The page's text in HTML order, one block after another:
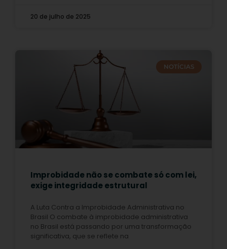
20 de julho de 2025
NOTÍCIAS
Improbidade não se combate só com lei,
exige integridade estrutural
A Luta Contra a Improbidade Administrativa no
Brasil O combate à improbidade administrativa
no Brasil está passando por uma transformação
significativa, que se reflete na